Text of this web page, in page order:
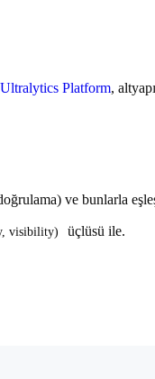
Ultralytics Platform,
ve bunlarla
visibility) üçlüsü ile.